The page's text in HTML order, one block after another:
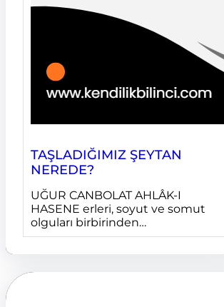
TAŞLADIĞIMIZ ŞEYTAN
NEREDE?
UĞUR CANBOLAT AHLÂK-I
HASENE erleri, soyut ve somut
olguları birbirinden…